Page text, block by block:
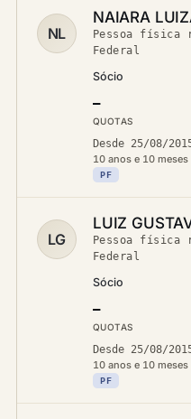
NL
NAIARA
Pessoa física
Federal
Sócio
—
QUOTAS
Desde 25/08/
10 anos e 10 meses
PF
LG
LUIZ
Pessoa física
Federal
Sócio
—
QUOTAS
Desde 25/08/
10 anos e 10 meses
PF